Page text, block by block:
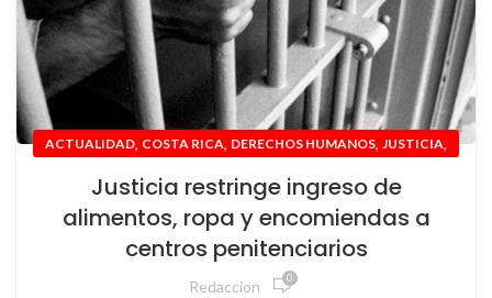
ACTUALIDAD, COSTA RICA, DERECHOS HUMANOS, JUSTICIA,
Justicia restringe ingreso de
alimentos, ropa y encomiendas a
centros penitenciarios
Redaccion 0